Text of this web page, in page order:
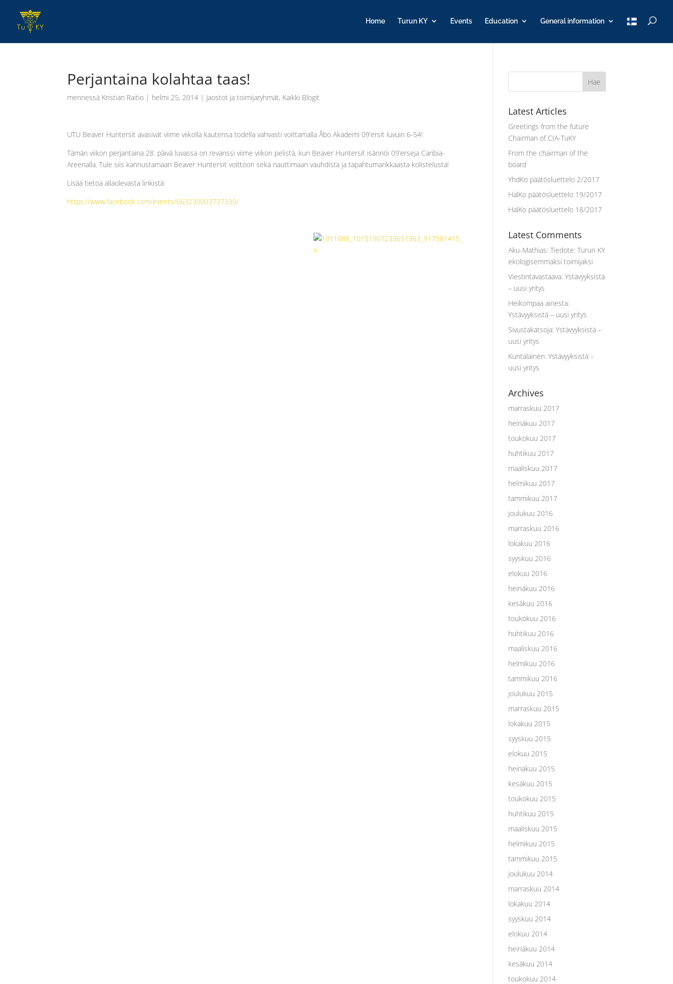
Home Turun KY Events Education General information
T
u
Perjantaina kolahtaa taas!
mennessä Kristian Raitio | helmi 25, 2014 | Jaostot ja toimijaryhmät, Kaikki Blogit
UTU Beaver Huntersit avasivat viime viikolla kautensa todella vahvasti voittamalla Åbo Akademi 09’ersit luvuin 6-54!
Tämän viikon perjantaina 28. päivä luvassa on revanssi viime viikon pelistä, kun Beaver Huntersit isännöi 09’erseja Caribia-
Areenalla. Tule siis kannustamaan Beaver Huntersit voittoon sekä nauttimaan vauhdista ja tapahtumarikkaasta kolistelusta!
Lisää tietoa allaolevasta linkistä:
https://www.facebook.com/events/663230003737330/
Latest Articles
Greetings from the future
Chairman of CIA-TuKY
From the chairman of the
board
YhdKo päätösluettelo 2/2017
HalKo päätösluettelo 19/2017
HalKo päätösluettelo 18/2017
Latest Comments
Aku-Mathias:Tiedote: Turun KY
ekologisemmaksi toimijaksi
Viestintävastaava:Ystävyyksistä
– uusi yritys
Heikompaa ainesta:
Ystävyyksistä – uusi yritys
Sivustakatsoja:Ystävyyksistä –
uusi yritys
Kuntalainen:Ystävyyksistä –
uusi yritys
Archives
marraskuu 2017
heinäkuu 2017
toukokuu 2017
huhtikuu 2017
maaliskuu 2017
helmikuu 2017
tammikuu 2017
joulukuu 2016
marraskuu 2016
lokakuu 2016
syyskuu 2016
elokuu 2016
heinäkuu 2016
kesäkuu 2016
toukokuu 2016
huhtikuu 2016
maaliskuu 2016
helmikuu 2016
tammikuu 2016
joulukuu 2015
marraskuu 2015
lokakuu 2015
syyskuu 2015
elokuu 2015
heinäkuu 2015
kesäkuu 2015
toukokuu 2015
huhtikuu 2015
maaliskuu 2015
helmikuu 2015
tammikuu 2015
joulukuu 2014
marraskuu 2014
lokakuu 2014
syyskuu 2014
elokuu 2014
heinäkuu 2014
kesäkuu 2014
toukokuu 2014